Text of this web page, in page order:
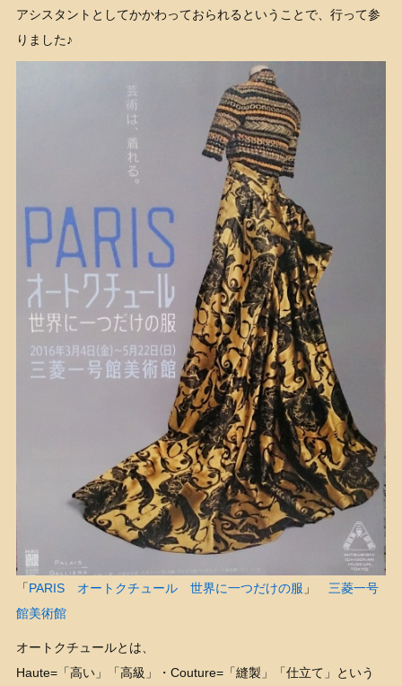
アシスタントとしてかかわっておられるということで、行って参
りました♪
「PARIS オートクチュール 世界に一つだけの服 」 三菱一号
館美術館
オートクチュールとは、
Haute=「高い」「高級」・Couture=「縫製」「仕立て」という